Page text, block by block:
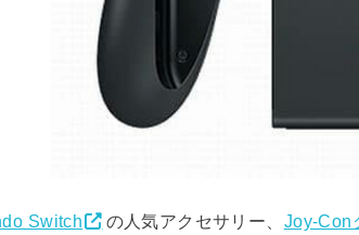
Switch の人気アクセサリー、 Joy-Con